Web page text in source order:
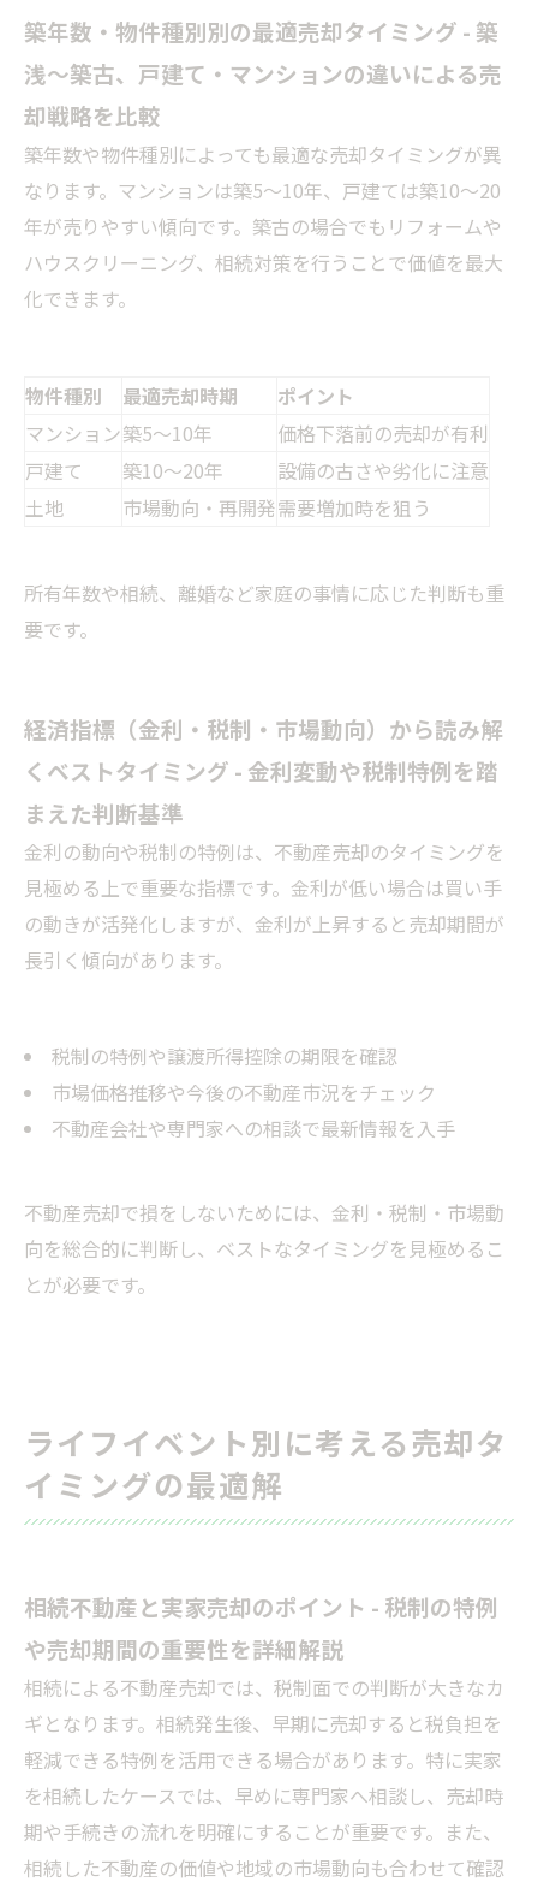
築年数・物件種別別の最適売却タイミング - 築
浅〜築古、戸建て・マンションの違いによる売
却戦略を比較
築年数や物件種別によっても最適な売却タイミングが異
なります。マンションは築5〜10年、戸建ては築10〜20
年が売りやすい傾向です。築古の場合でもリフォームや
ハウスクリーニング、相続対策を行うことで価値を最大
化できます。
物件種別 最適売却時期
ポイント
マンション築5〜10年
価格下落前の売却が有利
戸建て
築10〜20年
設備の古さや劣化に注意
土地
市場動向・再開発需要増加時を狙う
所有年数や相続、離婚など家庭の事情に応じた判断も重
要です。
経済指標（金利・税制・市場動向）から読み解
くベストタイミング - 金利変動や税制特例を踏
まえた判断基準
金利の動向や税制の特例は、不動産売却のタイミングを
見極める上で重要な指標です。金利が低い場合は買い手
の動きが活発化しますが、金利が上昇すると売却期間が
長引く傾向があります。
税制の特例や譲渡所得控除の期限を確認
市場価格推移や今後の不動産市況をチェック
不動産会社や専門家への相談で最新情報を入手
不動産売却で損をしないためには、金利・税制・市場動
向を総合的に判断し、ベストなタイミングを見極めるこ
とが必要です。
ライフイベント別に考える売却タ
イミングの最適解
相続不動産と実家売却のポイント - 税制の特例
や売却期間の重要性を詳細解説
相続による不動産売却では、税制面での判断が大きなカ
ギとなります。相続発生後、早期に売却すると税負担を
軽減できる特例を活用できる場合があります。特に実家
を相続したケースでは、早めに専門家へ相談し、売却時
期や手続きの流れを明確にすることが重要です。また、
相続した不動産の価値や地域の市場動向も合わせて確認